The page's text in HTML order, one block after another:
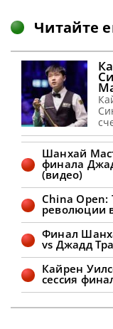
Читайте
Шанхай
финала
(видео)
China
революции
Финал
vs Джадд
Кайрен
сессия